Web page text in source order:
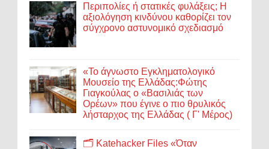
Περιπολίες ή στατικές φυλάξεις; Η
αξιολόγηση κινδύνου καθορίζει τον
σύγχρονο αστυνομικό σχεδιασμό
«Το άγνωστο Εγκληματολογικό
Μουσείο της Ελλάδας:Φώτης
Γιαγκούλας ο «Βασιλιάς των
Ορέων» που έγινε ο πιο θρυλικός
λήσταρχος της Ελλάδας ( Γ' Μέρος)
🗂️ Katehacker Files «Όταν